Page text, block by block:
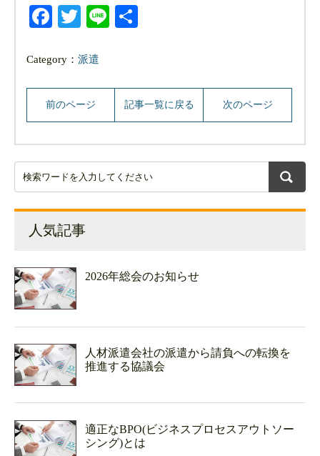
Facebook
Twitter
Line
Category：派遣
前のページ 記事一覧に戻る 次のページ
人気記事
2026年総会のお知らせ
人材派遣会社の派遣から請負への転換を
推進する協議会
適正なBPO(ビジネスプロセスアウトソー
シング)とは